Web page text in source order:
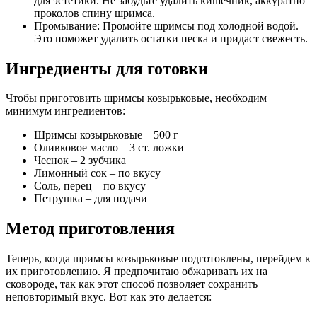
проколов спину шримса.
Промывание: Промойте шримсы под холодной водой.
Это поможет удалить остатки песка и придаст свежесть.
Ингредиенты для готовки
Чтобы приготовить шримсы козырьковые, необходим
минимум ингредиентов:
Шримсы козырьковые – 500 г
Оливковое масло – 3 ст. ложки
Чеснок – 2 зубчика
Лимонный сок – по вкусу
Соль, перец – по вкусу
Петрушка – для подачи
Метод приготовления
Теперь, когда шримсы козырьковые подготовлены, перейдем к
их приготовлению. Я предпочитаю обжаривать их на
сковороде, так как этот способ позволяет сохранить
неповторимый вкус. Вот как это делается: